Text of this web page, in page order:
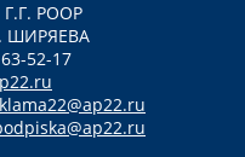
Г.Г. РООР
ШИРЯЕВА
52-17